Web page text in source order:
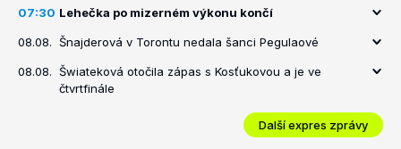
07:30 Lehečka po mizerném výkonu končí
08.08. Šnajderová v Torontu nedala šanci Pegulaové
08.08. Šwiateková otočila zápas s Kosťukovou a je ve
čtvrtfinále
Další expres zprávy